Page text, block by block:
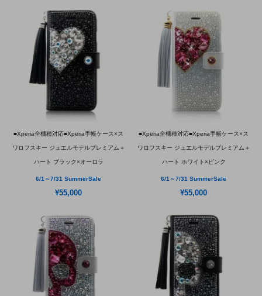
■Xperia全機種対応■Xperia手帳ケース×ス
ワロフスキー ジュエルモデルプレミアム＋
ハート ブラック×オーロラ
6/1～7/31 SummerSale
¥55,000
■Xperia全機種対応■Xperia手帳ケース×ス
ワロフスキー ジュエルモデルプレミアム＋
ハート ホワイト×ピンク
6/1～7/31 SummerSale
¥55,000